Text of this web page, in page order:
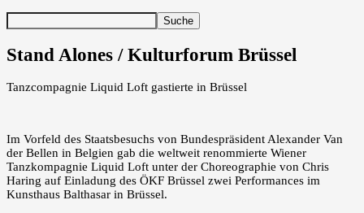
Stand Alones / Kulturforum Brüssel
Tanzcompagnie Liquid Loft gastierte in Brüssel
Im Vorfeld des Staatsbesuchs von Bundespräsident Alexander Van
der Bellen in Belgien gab die weltweit renommierte Wiener
Tanzkompagnie Liquid Loft unter der Choreographie von Chris
Haring auf Einladung des ÖKF Brüssel zwei Performances im
Kunsthaus Balthasar in Brüssel.